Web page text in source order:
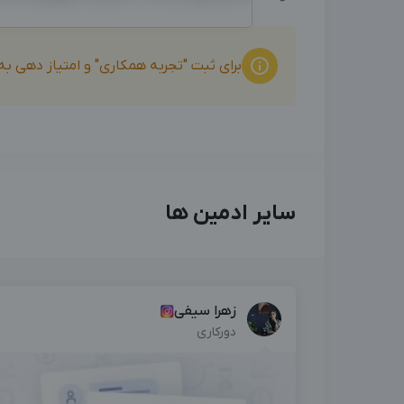
برای ثبت "تجربه همکاری" و امتیاز
سایر ادمین ها
زهرا سیفی
دورکاری